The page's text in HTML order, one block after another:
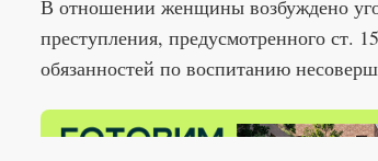
В отношении женщины возбуждено
преступления, предусмотренного ст.
обязанностей по воспитанию